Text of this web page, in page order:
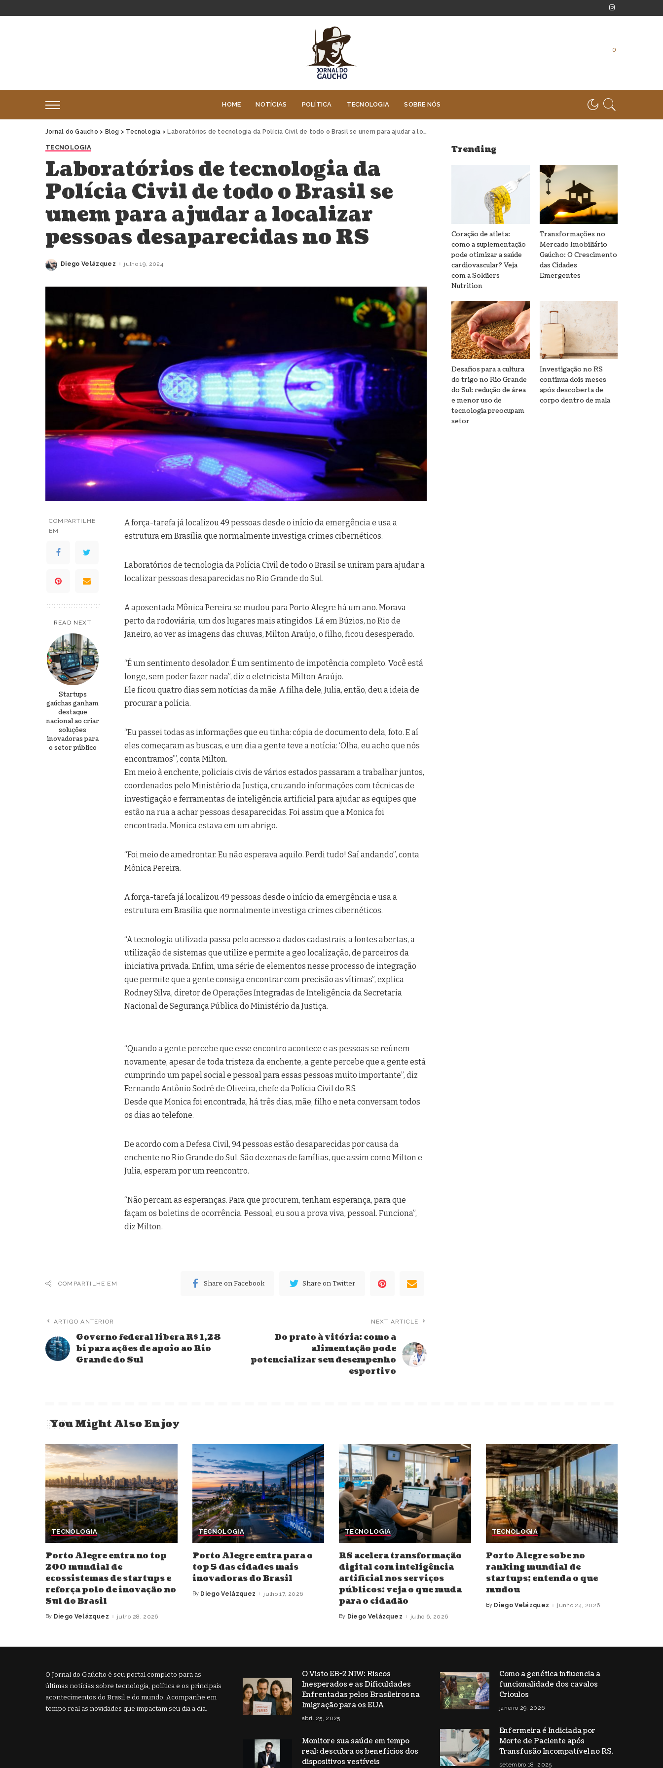
0
HOME NOTÍCIAS POLÍTICA TECNOLOGIA SOBRE NÓS
Jornal do Gaucho > Blog > Tecnologia > Laboratórios de tecnologia da Polícia Civil de todo o Brasil se unem para ajudar a localizar pessoas desaparecidas no RS
TECNOLOGIA
Laboratórios de tecnologia da
Polícia Civil de todo o Brasil se
unem para ajudar a localizar
pessoas desaparecidas no RS
Posted
Diego Velázquez julho 19, 2024
COMPARTILHE
EM
READ NEXT
Startups
gaúchas ganham
destaque
nacional ao criar
soluções
inovadoras para
o setor público
A força-tarefa já localizou 49 pessoas desde o início da emergência e usa a
estrutura em Brasília que normalmente investiga crimes cibernéticos.
Laboratórios de tecnologia da Polícia Civil de todo o Brasil se uniram para ajudar a
localizar pessoas desaparecidas no Rio Grande do Sul.
A aposentada Mônica Pereira se mudou para Porto Alegre há um ano. Morava
perto da rodoviária, um dos lugares mais atingidos. Lá em Búzios, no Rio de
Janeiro, ao ver as imagens das chuvas, Milton Araújo, o filho, ficou desesperado.
“É um sentimento desolador. É um sentimento de impotência completo. Você está
longe, sem poder fazer nada”, diz o eletricista Milton Araújo.
Ele ficou quatro dias sem notícias da mãe. A filha dele, Julia, então, deu a ideia de
procurar a polícia.
“Eu passei todas as informações que eu tinha: cópia de documento dela, foto. E aí
eles começaram as buscas, e um dia a gente teve a notícia: ‘Olha, eu acho que nós
encontramos’”, conta Milton.
Em meio à enchente, policiais civis de vários estados passaram a trabalhar juntos,
coordenados pelo Ministério da Justiça, cruzando informações com técnicas de
investigação e ferramentas de inteligência artificial para ajudar as equipes que
estão na rua a achar pessoas desaparecidas. Foi assim que a Monica foi
encontrada. Monica estava em um abrigo.
“Foi meio de amedrontar. Eu não esperava aquilo. Perdi tudo! Saí andando”, conta
Mônica Pereira.
A força-tarefa já localizou 49 pessoas desde o início da emergência e usa a
estrutura em Brasília que normalmente investiga crimes cibernéticos.
“A tecnologia utilizada passa pelo acesso a dados cadastrais, a fontes abertas, a
utilização de sistemas que utilize e permite a geo localização, de parceiros da
iniciativa privada. Enfim, uma série de elementos nesse processo de integração
que permite que a gente consiga encontrar com precisão as vítimas”, explica
Rodney Silva, diretor de Operações Integradas de Inteligência da Secretaria
Nacional de Segurança Pública do Ministério da Justiça.
“Quando a gente percebe que esse encontro acontece e as pessoas se reúnem
novamente, apesar de toda tristeza da enchente, a gente percebe que a gente está
cumprindo um papel social e pessoal para essas pessoas muito importante”, diz
Fernando Antônio Sodré de Oliveira, chefe da Polícia Civil do RS.
Desde que Monica foi encontrada, há três dias, mãe, filho e neta conversam todos
os dias ao telefone.
De acordo com a Defesa Civil, 94 pessoas estão desaparecidas por causa da
enchente no Rio Grande do Sul. São dezenas de famílias, que assim como Milton e
Julia, esperam por um reencontro.
“Não percam as esperanças. Para que procurem, tenham esperança, para que
façam os boletins de ocorrência. Pessoal, eu sou a prova viva, pessoal. Funciona”,
diz Milton.
COMPARTILHE EM Share on Facebook Share on Twitter
ARTIGO ANTERIOR
Governo federal libera R$ 1,28
bi para ações de apoio ao Rio
Grande do Sul
NEXT ARTICLE
Do prato à vitória: como a
alimentação pode
potencializar seu desempenho
esportivo
Trending
Coração de atleta:
como a suplementação
pode otimizar a saúde
cardiovascular? Veja
com a Soldiers
Nutrition
Transformações no
Mercado Imobiliário
Gaúcho: O Crescimento
das Cidades
Emergentes
Desafios para a cultura
do trigo no Rio Grande
do Sul: redução de área
e menor uso de
tecnologia preocupam
setor
Investigação no RS
continua dois meses
após descoberta de
corpo dentro de mala
You Might Also Enjoy
TECNOLOGIA
Porto Alegre entra no top
200 mundial de
ecossistemas de startups e
reforça polo de inovação no
Sul do Brasil
Posted
By Diego Velázquez julho 28, 2026
TECNOLOGIA
Porto Alegre entra para o
top 5 das cidades mais
inovadoras do Brasil
Posted
By Diego Velázquez julho 17, 2026
TECNOLOGIA
RS acelera transformação
digital com inteligência
artificial nos serviços
públicos: veja o que muda
para o cidadão
Posted
By Diego Velázquez julho 6, 2026
TECNOLOGIA
Porto Alegre sobe no
ranking mundial de
startups; entenda o que
mudou
Posted
By Diego Velázquez junho 24, 2026
O Jornal do Gaúcho é seu portal completo para as
últimas notícias sobre tecnologia, política e os principais
acontecimentos do Brasil e do mundo. Acompanhe em
tempo real as novidades que impactam seu dia a dia.
O Visto EB-2 NIW: Riscos
Inesperados e as Dificuldades
Enfrentadas pelos Brasileiros na
Imigração para os EUA
abril 25, 2025
Monitore sua saúde em tempo
real: descubra os benefícios dos
dispositivos vestíveis
Como a genética influencia a
funcionalidade dos cavalos
Crioulos
janeiro 29, 2026
Enfermeira é Indiciada por
Morte de Paciente após
Transfusão Incompatível no RS.
setembro 18, 2025